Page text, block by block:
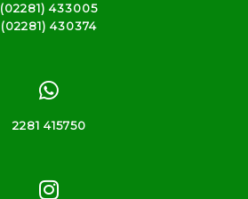
(02281) 433005
(02281) 430374
2281 415750